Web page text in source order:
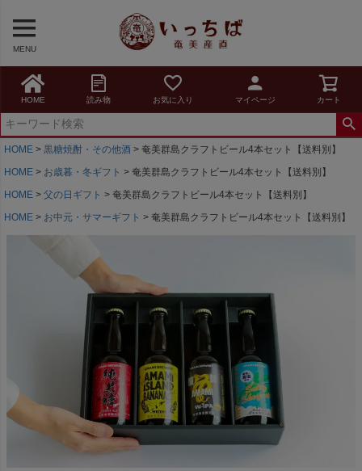
MENU
HOME 読み物 お気に入り マイページ カート
HOME 黒糖焼酎・その他酒
奄美群島クラフトビール4本セット【送料別】
HOME
お歳暮・冬ギフト
奄美群島クラフトビール4本セット【送料別】
HOME
父の日ギフト
奄美群島クラフトビール4本セット【送料別】
HOME
お中元・サマーギフト 奄美群島クラフトビール4本セット【送料別】